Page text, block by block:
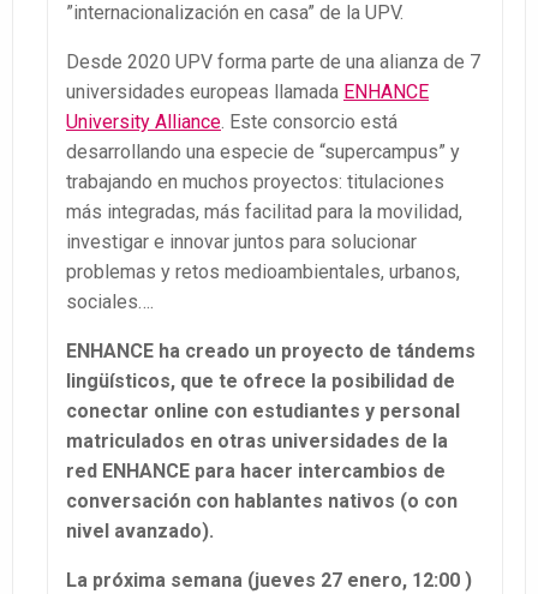
”internacionalización en casa” de la UPV.
Desde 2020 UPV forma parte de una alianza de 7
universidades europeas llamada ENHANCE
University Alliance. Este consorcio está
desarrollando una especie de “supercampus” y
trabajando en muchos proyectos: titulaciones
más integradas, más facilitad para la movilidad,
investigar e innovar juntos para solucionar
problemas y retos medioambientales, urbanos,
sociales….
ENHANCE ha creado un proyecto de tándems
lingüísticos, que te ofrece la posibilidad de
conectar online con estudiantes y personal
matriculados en otras universidades de la
red ENHANCE para hacer intercambios de
conversación con hablantes nativos (o con
nivel avanzado).
La próxima semana (jueves 27 enero, 12:00 )